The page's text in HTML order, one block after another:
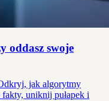
oddasz swoje
jak algorytmy
uniknij pułapek i